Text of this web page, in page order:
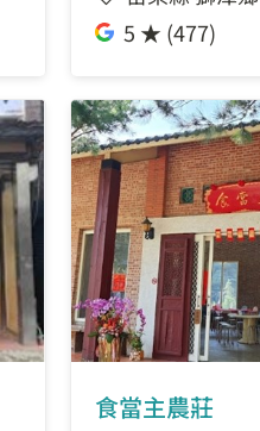
5 ★ (477)
食當主農莊